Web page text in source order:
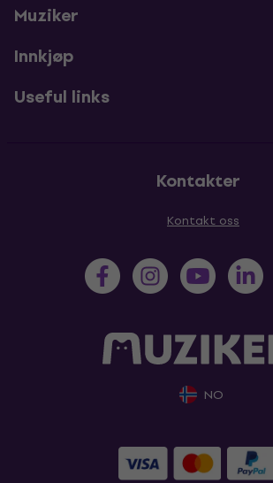
Muziker
Innkjøp
Useful links
Kontakter
Kontakt oss
NO